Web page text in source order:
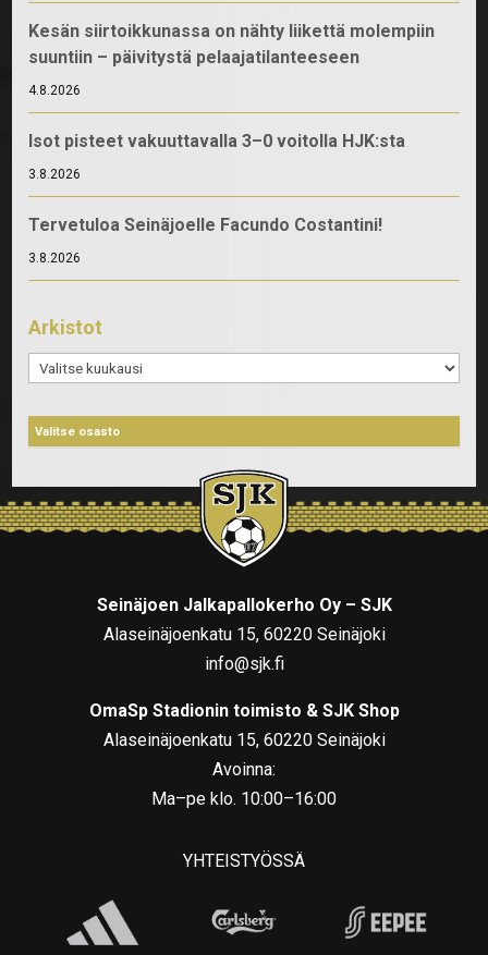
Kesän siirtoikkunassa on nähty liikettä molempiin
suuntiin – päivitystä pelaajatilanteeseen
4.8.2026
Isot pisteet vakuuttavalla 3–0 voitolla HJK:sta
3.8.2026
Tervetuloa Seinäjoelle Facundo Costantini!
3.8.2026
Arkistot
Arkistot
Seinäjoen Jalkapallokerho Oy – SJK
Alaseinäjoenkatu 15, 60220 Seinäjoki
info@sjk.fi
OmaSp Stadionin toimisto & SJK Shop
Alaseinäjoenkatu 15, 60220 Seinäjoki
Avoinna:
Ma–pe klo. 10:00–16:00
YHTEISTYÖSSÄ